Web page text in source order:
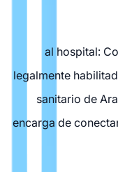
al hospital:
legalmente
sanitario de
encarga de